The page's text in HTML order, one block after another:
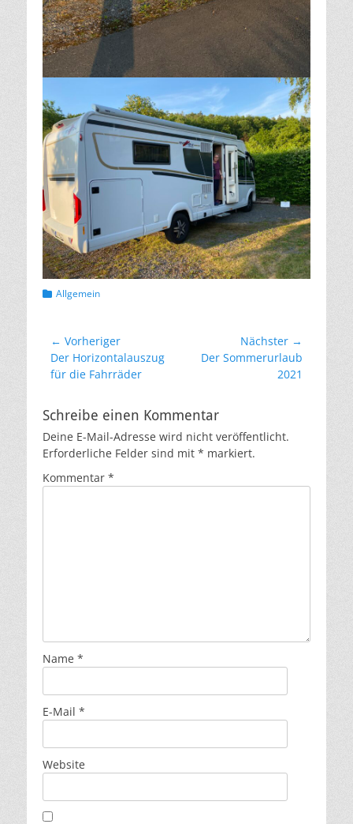
Kategorien
Allgemein
Beitrags-
Navigation
← Vorheriger
Vorheriger
Beitrag:
Der Horizontalauszug
für die Fahrräder
Nächster →
Nächster
Der Sommerurlaub
2021
Schreibe einen Kommentar
Deine E-Mail-Adresse wird nicht veröffentlicht.
Erforderliche Felder sind mit * markiert.
Kommentar *
Name *
E-Mail *
Website